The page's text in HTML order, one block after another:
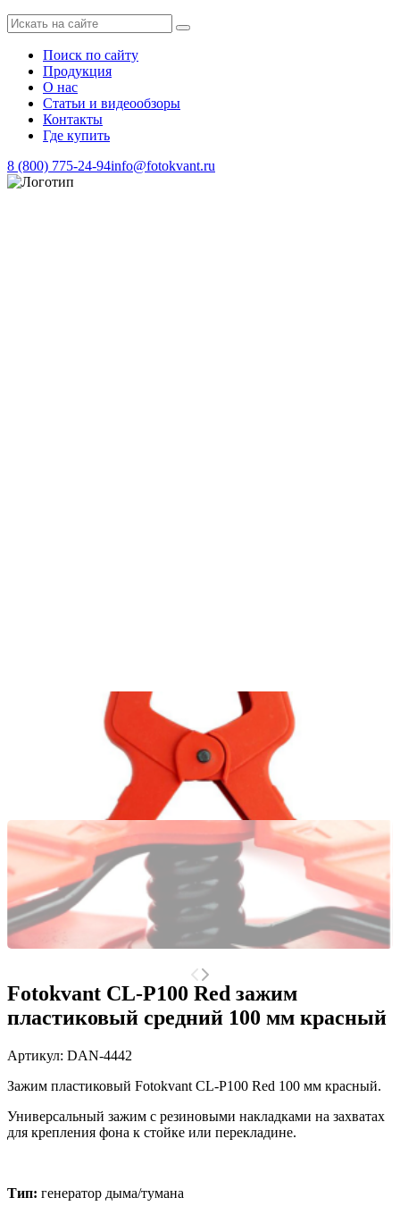
Поиск по сайту
Продукция
О нас
Статьи и видеообзоры
Контакты
Где купить
8 (800) 775-24-94info@fotokvant.ru
Fotokvant CL-P100 Red зажим
пластиковый средний 100 мм красный
Артикул: DAN-4442
Зажим пластиковый Fotokvant CL-P100 Red 100 мм красный.
Универсальный зажим с резиновыми накладками на захватах
для крепления фона к стойке или перекладине.
Тип: генератор дыма/тумана